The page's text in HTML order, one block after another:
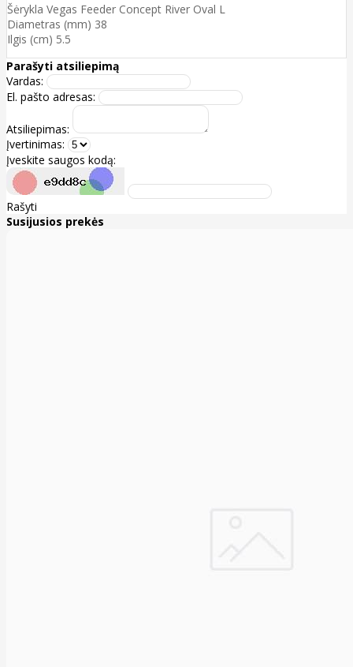
Šėrykla Vegas Feeder Concept River Oval L
Diametras (mm) 38
Ilgis (cm) 5.5
Parašyti atsiliepimą
Vardas:
El. pašto adresas:
Atsiliepimas:
Įvertinimas:
Įveskite saugos kodą:
Rašyti
Susijusios prekės